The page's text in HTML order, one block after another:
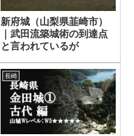
新府城（山梨県韮崎市）
｜武田流築城術の到達点
と言われているが
長崎